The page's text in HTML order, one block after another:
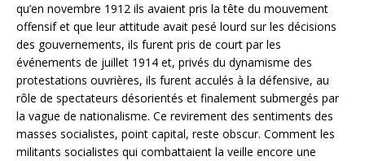
qu’en novembre 1912 ils avaient pris la tête du mouvement
offensif et que leur attitude avait pesé lourd sur les décisions
des gouvernements, ils furent pris de court par les
événements de juillet 1914 et, privés du dynamisme des
protestations ouvrières, ils furent acculés à la défensive, au
rôle de spectateurs désorientés et finalement submergés par
la vague de nationalisme. Ce revirement des sentiments des
masses socialistes, point capital, reste obscur. Comment les
militants socialistes qui combattaient la veille encore une